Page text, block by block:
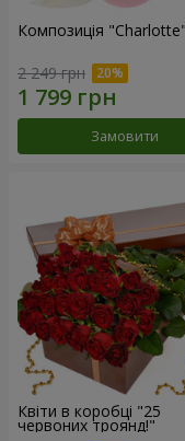
Композиція "Charlotte"
2 249 грн
Замовити
Квіти в коробці "25
червоних троянд!"